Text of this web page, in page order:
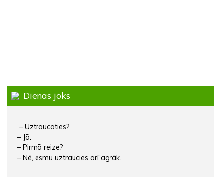
Dienas joks
– Uztraucaties?
– Jā.
– Pirmā reize?
– Nē, esmu uztraucies arī agrāk.